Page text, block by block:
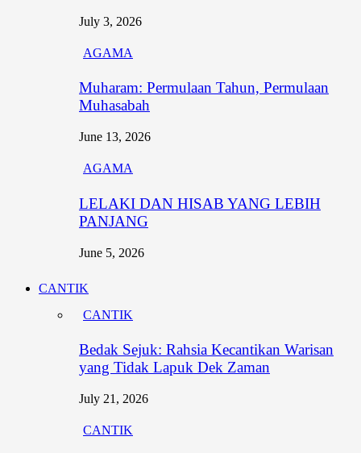
July 3, 2026
AGAMA
Muharam: Permulaan Tahun, Permulaan
Muhasabah
June 13, 2026
AGAMA
LELAKI DAN HISAB YANG LEBIH
PANJANG
June 5, 2026
CANTIK
CANTIK
Bedak Sejuk: Rahsia Kecantikan Warisan
yang Tidak Lapuk Dek Zaman
July 21, 2026
CANTIK